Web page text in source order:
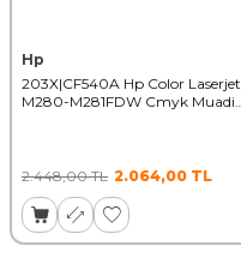
Hp
203X|CF540A Hp Color Laserjet
M280-M281FDW Cmyk Muadil
2.448,00TL 2.064,00 TL